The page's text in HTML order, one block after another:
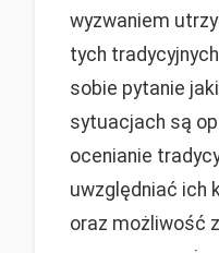
wyzwaniem
tych
sobie pytanie
sytuacjach są
ocenianie
uwzględniać ich
oraz możliwość